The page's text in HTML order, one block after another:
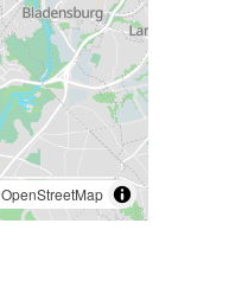
OpenStreetMap